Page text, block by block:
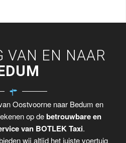
VAN EN NAAR
Oostvoorne naar Bedum en
op debetrouwbare en
van BOTLEK Taxi.
wij altijd het juiste voertuig